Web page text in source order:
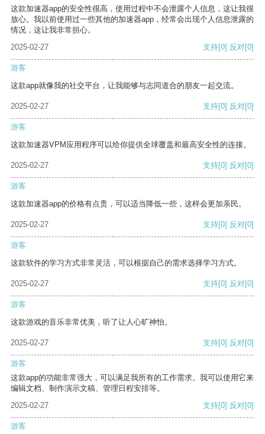
这款加速器app的安全性很高，使用过程中不会泄露个人信息，这让我很
放心。我以前使用过一些其他的加速器app，经常会出现个人信息泄露的
情况，这让我非常担心。
2025-02-27
支持[0] 反对[0]
游客
这款app就像我的社交平台，让我能够与志同道合的朋友一起交流。
2025-02-27 支持[0] 反对[0]
游客
这款加速器VPM应用程序可以给你提供全球覆盖和最高安全性的连接。
2025-02-27 支持[0] 反对[0]
游客
这款加速器app的价格有点贵，可以适当降低一些，这样会更加亲民。
2025-02-27 支持[0] 反对[0]
游客
这款软件的学习方式非常灵活，可以根据自己的需求选择学习方式。
2025-02-27 支持[0] 反对[0]
游客
这款游戏的音乐非常优美，听了让人心旷神怡。
2025-02-27 支持[0] 反对[0]
游客
这款app的功能非常强大，可以满足我所有的工作需求。我可以使用它来
编辑文档、制作演示文稿、管理日程安排等。
2025-02-27
支持[0] 反对[0]
游客